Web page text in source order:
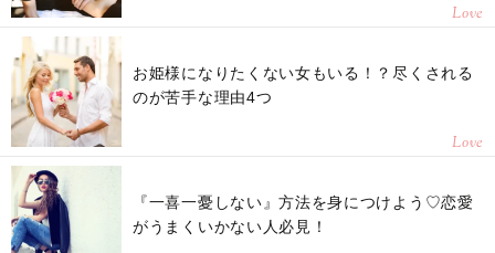
Love
お姫様になりたくない女もいる！？尽くされる
のが苦手な理由4つ
Love
『一喜一憂しない』方法を身につけよう♡恋愛
がうまくいかない人必見！